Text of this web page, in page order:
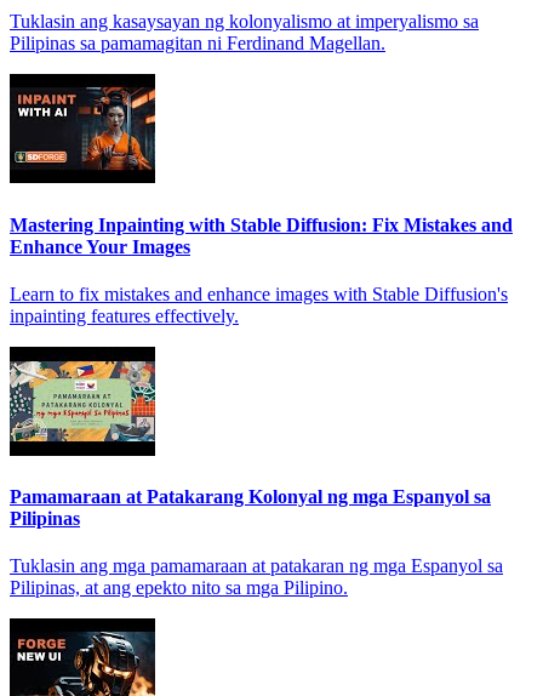
Tuklasin ang kasaysayan ng kolonyalismo at imperyalismo sa
Pilipinas sa pamamagitan ni Ferdinand Magellan.
Mastering Inpainting with Stable Diffusion: Fix Mistakes and
Enhance Your Images
Learn to fix mistakes and enhance images with Stable Diffusion's
inpainting features effectively.
Pamamaraan at Patakarang Kolonyal ng mga Espanyol sa
Pilipinas
Tuklasin ang mga pamamaraan at patakaran ng mga Espanyol sa
Pilipinas, at ang epekto nito sa mga Pilipino.